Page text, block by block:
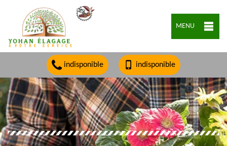
MENU
indisponible indisponible